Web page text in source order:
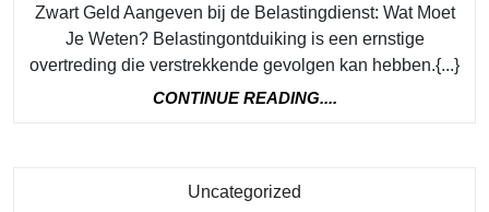
Zwart
Zwart Geld Aangeven bij de Belastingdienst: Wat Moet
Je Weten? Belastingontduiking is een ernstige
overtreding die verstrekkende gevolgen kan hebben.{...}
CONTINUE READING....
Uncategorized